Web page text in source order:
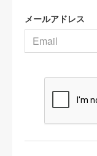
メールアドレス